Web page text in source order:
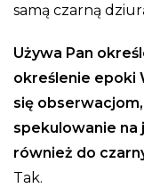
samą czarną
Używa Pan
określenie epoki
się
spekulowanie na
również do
Tak.